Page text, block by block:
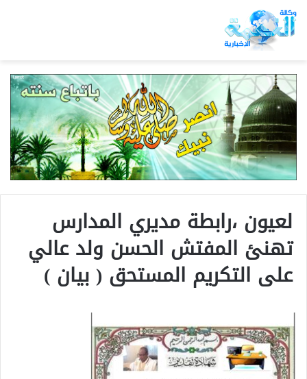
لعيون ،رابطة مديري المدارس
تهنئ المفتش الحسن ولد عالي
على التكريم المستحق ( بيان )